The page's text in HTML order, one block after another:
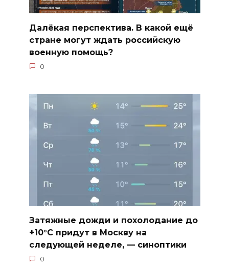
Далёкая перспектива. В какой ещё
стране могут ждать российскую
военную помощь?
0
Затяжные дожди и похолодание до
+10°C придут в Москву на
следующей неделе, — синоптики
0